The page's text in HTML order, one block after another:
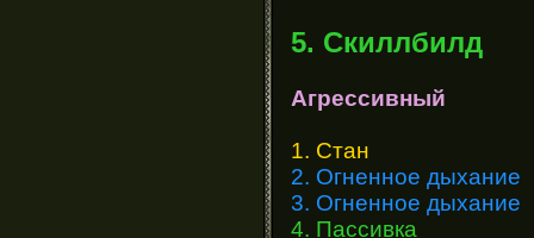
5. Скиллбилд
Агрессивный
1. Стан
2. Огненное дыхание
3. Огненное дыхание
4. Пассивка